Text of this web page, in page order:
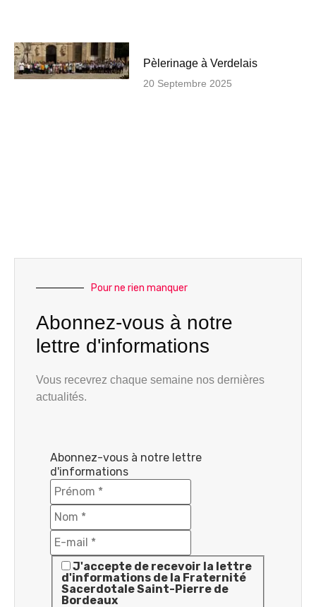
Pèlerinage à Verdelais
20 Septembre 2025
Pour ne rien manquer
Abonnez-vous à notre
lettre d'informations
Vous recevrez chaque semaine nos dernières
actualités.
Abonnez-vous à notre lettre
d'informations
J'accepte de recevoir la lettre
d'informations de la Fraternité
Sacerdotale Saint-Pierre de
Bordeaux